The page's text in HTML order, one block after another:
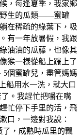
，每逢夏季，我家鄉
野生的瓜類——蜜罐
在稀疏的綠葉下，吸
有一年放暑假，我跟
油油的瓜藤，也像其
猴一樣從船上蹦上了
5個蜜罐兒，盡管媽媽
船用水一洗，就大口
。我趕忙把嚼在嘴
忙停下手里的活，飛
口，一邊對我說：
了，成熟時瓜里的瓤